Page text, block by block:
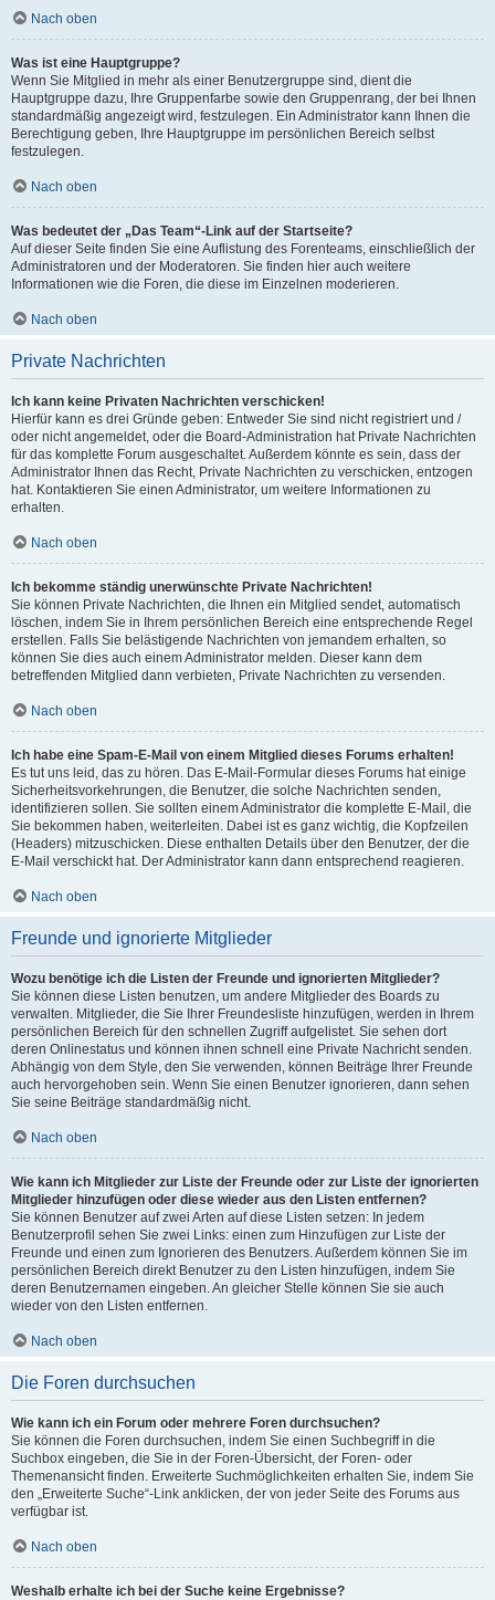
Nach oben
Was ist eine Hauptgruppe?
Wenn Sie Mitglied in mehr als einer Benutzergruppe sind, dient die
Hauptgruppe dazu, Ihre Gruppenfarbe sowie den Gruppenrang, der bei Ihnen
standardmäßig angezeigt wird, festzulegen. Ein Administrator kann Ihnen die
Berechtigung geben, Ihre Hauptgruppe im persönlichen Bereich selbst
festzulegen.
Nach oben
Was bedeutet der „Das Team“-Link auf der Startseite?
Auf dieser Seite finden Sie eine Auflistung des Forenteams, einschließlich der
Administratoren und der Moderatoren. Sie finden hier auch weitere
Informationen wie die Foren, die diese im Einzelnen moderieren.
Nach oben
Private Nachrichten
Ich kann keine Privaten Nachrichten verschicken!
Hierfür kann es drei Gründe geben: Entweder Sie sind nicht registriert und /
oder nicht angemeldet, oder die Board-Administration hat Private Nachrichten
für das komplette Forum ausgeschaltet. Außerdem könnte es sein, dass der
Administrator Ihnen das Recht, Private Nachrichten zu verschicken, entzogen
hat. Kontaktieren Sie einen Administrator, um weitere Informationen zu
erhalten.
Nach oben
Ich bekomme ständig unerwünschte Private Nachrichten!
Sie können Private Nachrichten, die Ihnen ein Mitglied sendet, automatisch
löschen, indem Sie in Ihrem persönlichen Bereich eine entsprechende Regel
erstellen. Falls Sie belästigende Nachrichten von jemandem erhalten, so
können Sie dies auch einem Administrator melden. Dieser kann dem
betreffenden Mitglied dann verbieten, Private Nachrichten zu versenden.
Nach oben
Ich habe eine Spam-E-Mail von einem Mitglied dieses Forums erhalten!
Es tut uns leid, das zu hören. Das E-Mail-Formular dieses Forums hat einige
Sicherheitsvorkehrungen, die Benutzer, die solche Nachrichten senden,
identifizieren sollen. Sie sollten einem Administrator die komplette E-Mail, die
Sie bekommen haben, weiterleiten. Dabei ist es ganz wichtig, die Kopfzeilen
(Headers) mitzuschicken. Diese enthalten Details über den Benutzer, der die
E-Mail verschickt hat. Der Administrator kann dann entsprechend reagieren.
Nach oben
Freunde und ignorierte Mitglieder
Wozu benötige ich die Listen der Freunde und ignorierten Mitglieder?
Sie können diese Listen benutzen, um andere Mitglieder des Boards zu
verwalten. Mitglieder, die Sie Ihrer Freundesliste hinzufügen, werden in Ihrem
persönlichen Bereich für den schnellen Zugriff aufgelistet. Sie sehen dort
deren Onlinestatus und können ihnen schnell eine Private Nachricht senden.
Abhängig von dem Style, den Sie verwenden, können Beiträge Ihrer Freunde
auch hervorgehoben sein. Wenn Sie einen Benutzer ignorieren, dann sehen
Sie seine Beiträge standardmäßig nicht.
Nach oben
Wie kann ich Mitglieder zur Liste der Freunde oder zur Liste der ignorierten
Mitglieder hinzufügen oder diese wieder aus den Listen entfernen?
Sie können Benutzer auf zwei Arten auf diese Listen setzen: In jedem
Benutzerprofil sehen Sie zwei Links: einen zum Hinzufügen zur Liste der
Freunde und einen zum Ignorieren des Benutzers. Außerdem können Sie im
persönlichen Bereich direkt Benutzer zu den Listen hinzufügen, indem Sie
deren Benutzernamen eingeben. An gleicher Stelle können Sie sie auch
wieder von den Listen entfernen.
Nach oben
Die Foren durchsuchen
Wie kann ich ein Forum oder mehrere Foren durchsuchen?
Sie können die Foren durchsuchen, indem Sie einen Suchbegriff in die
Suchbox eingeben, die Sie in der Foren-Übersicht, der Foren- oder
Themenansicht finden. Erweiterte Suchmöglichkeiten erhalten Sie, indem Sie
den „Erweiterte Suche“-Link anklicken, der von jeder Seite des Forums aus
verfügbar ist.
Nach oben
Weshalb erhalte ich bei der Suche keine Ergebnisse?